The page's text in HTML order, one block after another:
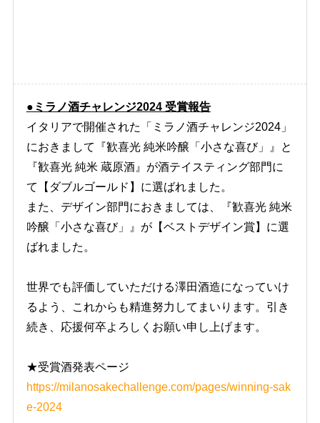
●ミラノ酒チャレンジ2024 受賞報告
イタリアで開催された「 ミラノ酒チャレンジ2024」
におきまして『歓喜光 純米吟醸「小さな喜び」』と
『歓喜光 純米 蔵原酒』が酒テイスティング部門に
て【ダブルゴールド 】 に選ばれました。
また、デザイン部門におきましては、
『歓喜光 純米
吟醸「小さな喜び」』が【ベストデザイン賞 】 に選
ばれました。
世界でも評価していただける澤田酒造になっていけ
るよう、これからも精進努力してまいります。引き
続き、応援何卒よろしくお願い申し上げます。
★受賞酒発表ページ
https://milanosakechallenge.com/pages/winning-sak
e-2024